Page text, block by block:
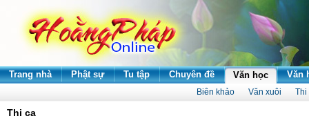
Trang nhà Phật sự Tu tập Chuyên đề Văn học Văn
Biên khảo Văn xuôi Thi
Thi ca